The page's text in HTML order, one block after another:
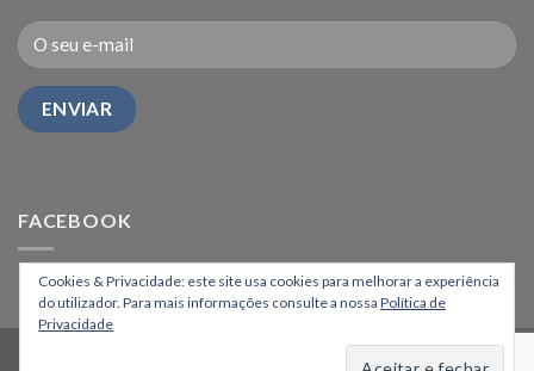
FACEBOOK
Cookies & Privacidade: este site usa cookies para melhorar a experiência
do utilizador. Para mais informações consulte a nossa Política de
Privacidade